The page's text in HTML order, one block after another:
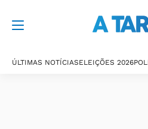
ÚLTIMAS NOTÍCIASELEIÇÕES 2026